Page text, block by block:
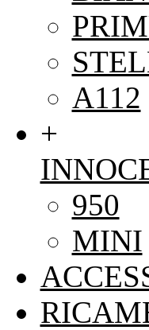
A112
+
950
MINI